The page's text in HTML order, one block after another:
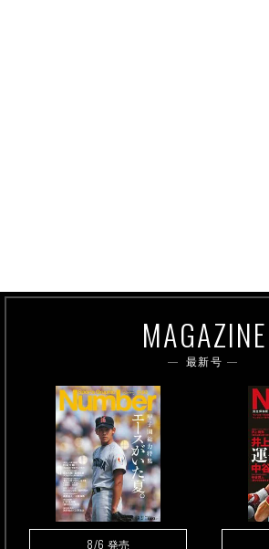
MAGAZINE
最新号
8/6 発売